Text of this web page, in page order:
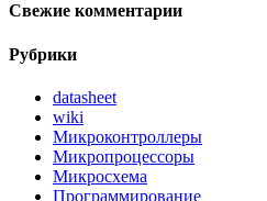
Свежие комментарии
Рубрики
datasheet
wiki
Микроконтроллеры
Микропроцессоры
Микросхема
Программирование